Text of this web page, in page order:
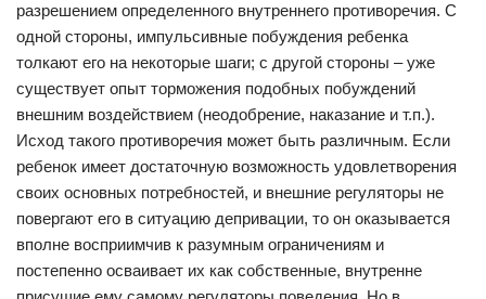
разрешением определенного внутреннего противоречия. С
одной стороны, импульсивные побуждения ребенка
толкают его на некоторые шаги; с другой стороны – уже
существует опыт торможения подобных побуждений
внешним воздействием (неодобрение, наказание и т.п.).
Исход такого противоречия может быть различным. Если
ребенок имеет достаточную возможность удовлетворения
своих основных потребностей, и внешние регуляторы не
повергают его в ситуацию депривации, то он оказывается
вполне восприимчив к разумным ограничениям и
постепенно осваивает их как собственные, внутренне